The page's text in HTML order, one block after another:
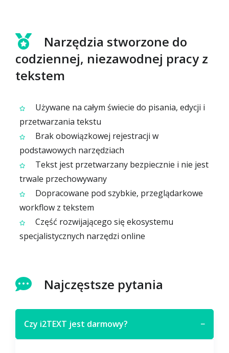
Narzędzia stworzone do
codziennej, niezawodnej pracy z
tekstem
Używane na całym świecie do pisania, edycji i
przetwarzania tekstu
Brak obowiązkowej rejestracji w
podstawowych narzędziach
Tekst jest przetwarzany bezpiecznie i nie jest
trwale przechowywany
Dopracowane pod szybkie, przeglądarkowe
workflow z tekstem
Część rozwijającego się ekosystemu
specjalistycznych narzędzi online
Najczęstsze pytania
Czy i2TEXT jest darmowy? −